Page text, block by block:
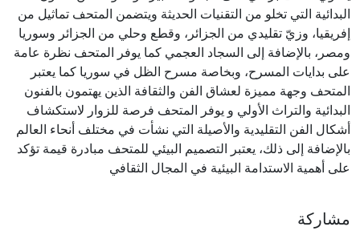
البدائية التي تخلو من التقنيات الحديثة ويتضمن المتحف تماثيل من
إفريقيا، وزيّ تقليدي من الجزائر، وقطع وحلي من الجزائر وسوريا
ومصر، بالإضافة إلى السجاد العجمي كما يوفر المتحف نظرة عامة
على بدايات المسرح، وبخاصة مسرح الظل في سوريا كما يعتبر
المتحف وجهة مميزة لعشاق الفن والثقافة الذين يهتمون بالفنون
البدائية والتراث الأولي و يوفر المتحف فرصة للزوار لاستكشاف
أشكال الفن التقليدية والأصيلة التي نشأت في مختلف أنحاء العالم
بالإضافة إلى ذلك، يعتبر التصميم البيئي للمتحف مبادرة قيمة تؤكد
على أهمية الاستدامة البيئية في المجال الثقافي
مشاركة